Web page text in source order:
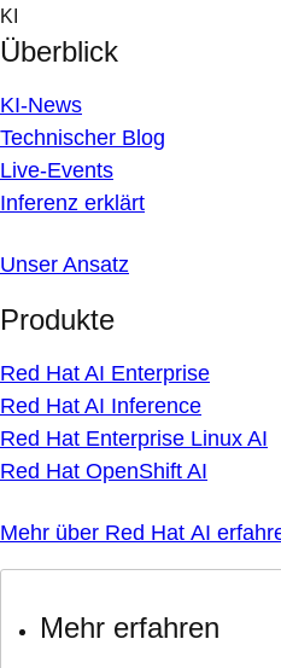
Skip
to
content
KI
Überblick
KI-News
Technischer Blog
Live-Events
Inferenz erklärt
Unser Ansatz
Produkte
Red Hat AI Enterprise
Red Hat AI Inference
Red Hat Enterprise Linux AI
Red Hat OpenShift AI
Mehr über Red Hat AI
Mehr erfahren